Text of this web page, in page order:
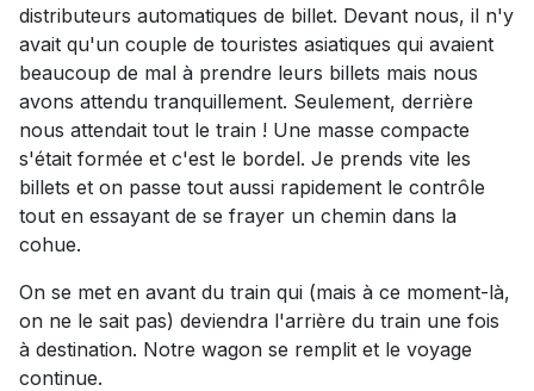
distributeurs automatiques de billet. Devant nous, il n'y
avait qu'un couple de touristes asiatiques qui avaient
beaucoup de mal à prendre leurs billets mais nous
avons attendu tranquillement. Seulement, derrière
nous attendait tout le train ! Une masse compacte
s'était formée et c'est le bordel. Je prends vite les
billets et on passe tout aussi rapidement le contrôle
tout en essayant de se frayer un chemin dans la
cohue.
On se met en avant du train qui (mais à ce moment-là,
on ne le sait pas) deviendra l'arrière du train une fois
à destination. Notre wagon se remplit et le voyage
continue.